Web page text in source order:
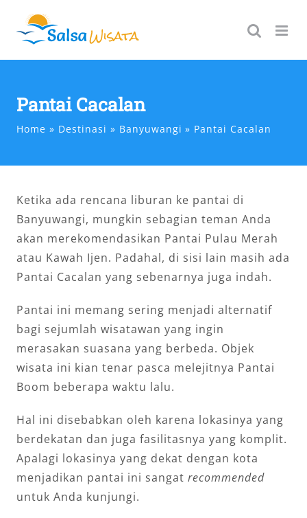
content
Pantai Cacalan
Home Destinasi Banyuwangi Pantai Cacalan
Ketika ada rencana liburan ke pantai di
Banyuwangi, mungkin sebagian teman Anda
akan merekomendasikan Pantai Pulau Merah
atau Kawah Ijen. Padahal, di sisi lain masih ada
Pantai Cacalan yang sebenarnya juga indah.
Pantai ini memang sering menjadi alternatif
bagi sejumlah wisatawan yang ingin
merasakan suasana yang berbeda. Objek
wisata ini kian tenar pasca melejitnya Pantai
Boom beberapa waktu lalu.
Hal ini disebabkan oleh karena lokasinya yang
berdekatan dan juga fasilitasnya yang komplit.
Apalagi lokasinya yang dekat dengan kota
menjadikan pantai ini sangat recommended
untuk Anda kunjungi.